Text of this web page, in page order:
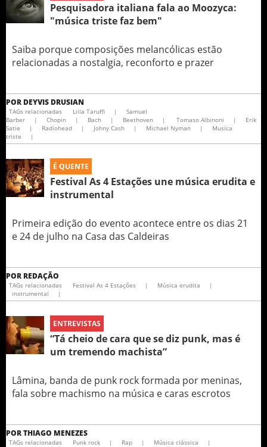
Pesquisadora italiana fala ao Moozyca:
"música triste faz bem"
Saiba porque composições melancólicas estão
relacionadas a nostalgia, reconforto e prazer
POR DEYVIS DRUSIAN
TAGs relacionadas Liila Taruffi |
Samuel
Barber
| Chopin | Bach | Beethoven | Tomaso Albinoni |
Erik
Satie
| Radiohead | Johny Cash | Michael Nyman |
Musica
triste
|
É QUENTE
Festival As 4 Estações une música erudita e
instrumental
Primeira edição do evento acontece entre os dias 21
e 24 de julho na Casa das Caldeiras
POR REDAÇÃO
TAGs relacionadas Festival As 4 Estações | Música erudita
|
instrumental
|
ENTREVISTAS
“Tá cheio de cara que se diz punk, mas é
um tremendo machista”
Lâmina, banda de punk rock formada por meninas,
fala sobre machismo na música e caras escrotos
PORTHIAGO MENEZES
TAGs relacionadas Punk rock | Rap | Música clássica |